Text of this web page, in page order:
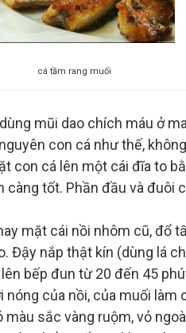
cá tầm rang muối
mũi dao chích máu ở
con cá như thế,
con cá lên một cái đĩa to
càng tốt. Phần đầu và đuôi
mặt cái nồi nhôm cũ, đổ
Đậy nắp thật kín (dùng lá
bếp đun từ 20 đến 45
nóng của nồi, của muối làm
sắc vàng ruộm, vỏ